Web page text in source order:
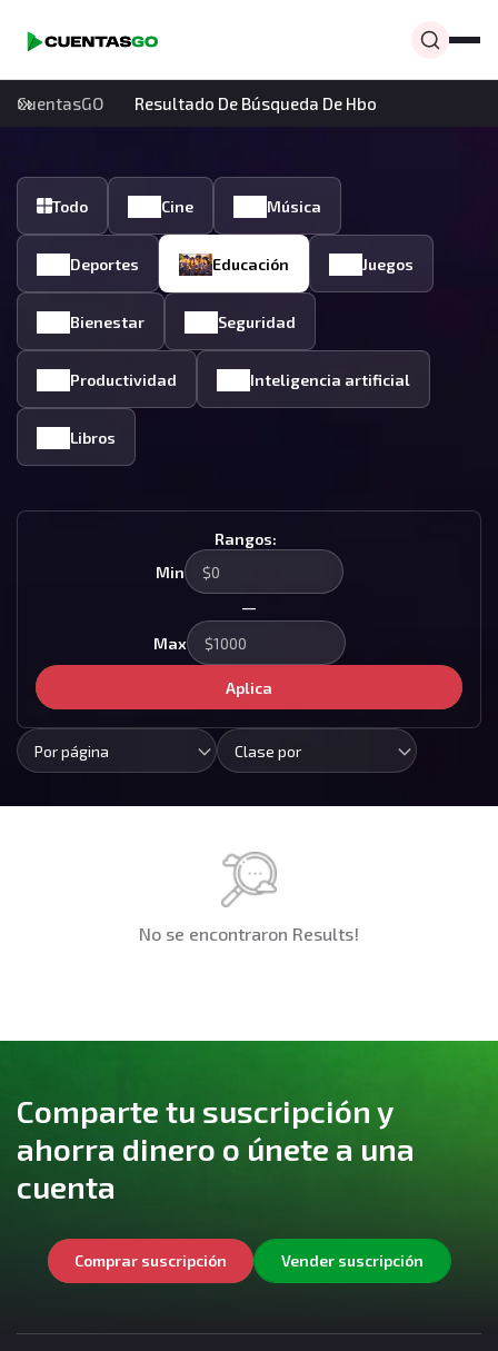
CuentasGO Resultado De Búsqueda De Hbo
Todo Cine Música
Deportes Educación Juegos
Bienestar Seguridad
Productividad Inteligencia artificial
Libros
Rangos:
Min
—
Max
Aplica
Por página Clase por
No se encontraron Results!
Comparte tu suscripción y
ahorra dinero o únete a una
cuenta
Comprar suscripción Vender suscripción